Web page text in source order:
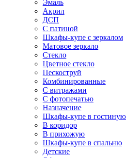
Эмаль
Акрил
ДСП
С патиной
Шкафы-купе с зеркалом
Матовое зеркало
Стекло
Цветное стекло
Пескоструй
Комбинированные
С витражами
С фотопечатью
Назначение
Шкафы-купе в гостиную
В коридор
В прихожую
Шкафы-купе в спальню
Детские